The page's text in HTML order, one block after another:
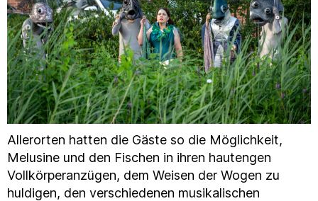
Allerorten hatten die Gäste so die Möglichkeit,
Melusine und den Fischen in ihren hautengen
Vollkörperanzügen, dem Weisen der Wogen zu
huldigen, den verschiedenen musikalischen